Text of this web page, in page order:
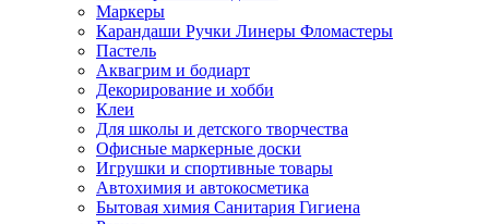
Маркеры
Карандаши Ручки Линеры Фломастеры
Пастель
Аквагрим и бодиарт
Декорирование и хобби
Клеи
Для школы и детского творчества
Офисные маркерные доски
Игрушки и спортивные товары
Автохимия и автокосметика
Бытовая химия Санитария Гигиена